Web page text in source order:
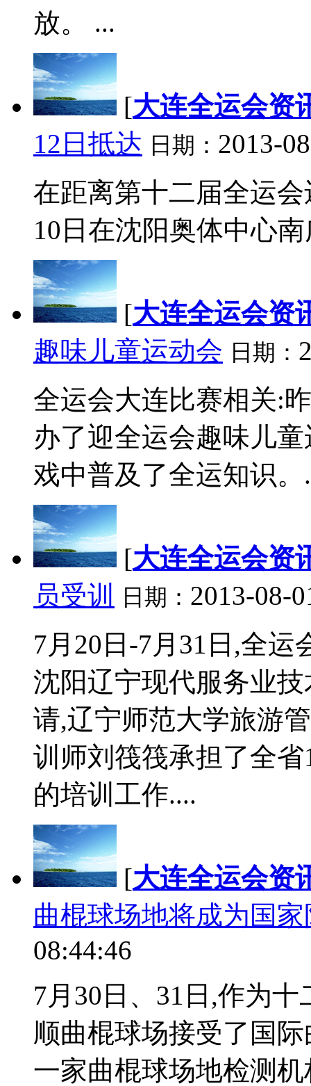
放。 ...
[大连全运会资
12日抵达 日期： 2013-
在距离第十二届全运
10日在沈阳奥体中心
[大连全运会资
趣味儿童运动会 日期：
全运会大连比赛相关:
办了迎全运会趣味儿
戏中普及了全运知识。
[大连全运会资
员受训
日期： 2013-08-
7月20日-7月31日,全
沈阳辽宁现代服务业
请,辽宁师范大学旅游
训师刘筏筏承担了全
的培训工作....
[大连全运会资
曲棍球场地将成为国
08:44:46
7月30日、31日,作为
顺曲棍球场接受了国
一家曲棍球场地检测